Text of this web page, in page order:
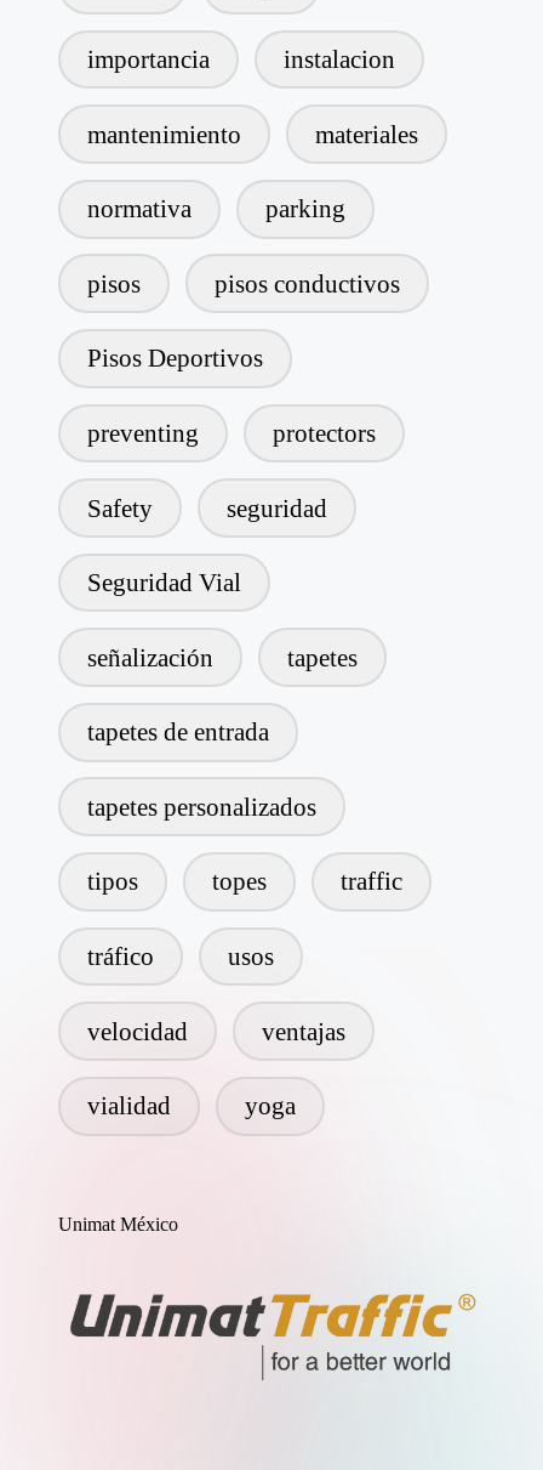
importancia instalacion
mantenimiento materiales
normativa parking
pisos pisos conductivos
Pisos Deportivos
preventing protectors
Safety seguridad
Seguridad Vial
señalización tapetes
tapetes de entrada
tapetes personalizados
tipos topes traffic
tráfico usos
velocidad ventajas
vialidad yoga
Unimat México